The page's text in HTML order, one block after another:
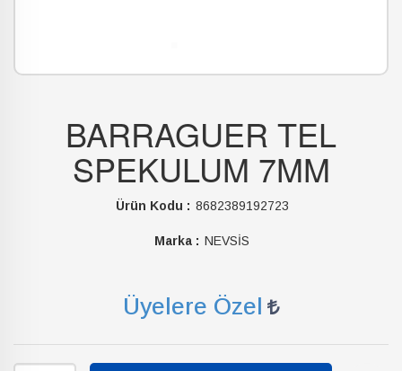
BARRAGUER TEL
SPEKULUM 7MM
Ürün Kodu : 8682389192723
Marka : NEVSİS
Üyelere Özel